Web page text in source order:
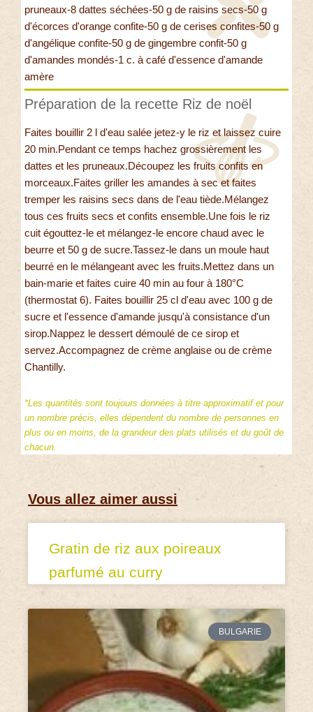
pruneaux-8 dattes séchées-50 g de raisins secs-50 g
d'écorces d'orange confite-50 g de cerises confites-50 g
d'angélique confite-50 g de gingembre confit-50 g
d'amandes mondés-1 c. à café d'essence d'amande
amère
Préparation de la recette Riz de noël
Faites bouillir 2 l d'eau salée jetez-y le riz et laissez cuire
20 min.Pendant ce temps hachez grossièrement les
dattes et les pruneaux.Découpez les fruits confits en
morceaux.Faites griller les amandes à sec et faites
tremper les raisins secs dans de l'eau tiède.Mélangez
tous ces fruits secs et confits ensemble.Une fois le riz
cuit égouttez-le et mélangez-le encore chaud avec le
beurre et 50 g de sucre.Tassez-le dans un moule haut
beurré en le mélangeant avec les fruits.Mettez dans un
bain-marie et faites cuire 40 min au four à 180°C
(thermostat 6). Faites bouillir 25 cl d'eau avec 100 g de
sucre et l'essence d'amande jusqu'à consistance d'un
sirop.Nappez le dessert démoulé de ce sirop et
servez.Accompagnez de crème anglaise ou de crème
Chantilly.
*Les quantités sont toujours données à titre approximatif et pour
un nombre précis, elles dépendent du nombre de personnes en
plus ou en moins, de la grandeur des plats utilisés et du goût de
chacun.
Vous allez aimer aussi
Gratin de riz aux poireaux
parfumé au curry
BULGARIE